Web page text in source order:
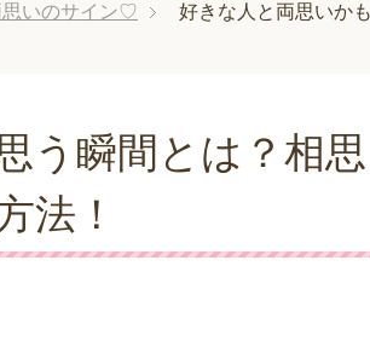
思いのサイン♡ 好きな人と両思いか
う瞬間とは？相思
法！